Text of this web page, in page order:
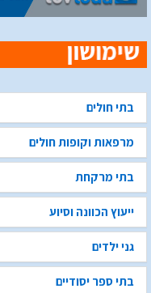
בתי חולים
מרפאות וקופות חולים
בתי מרקחת
ייעוץ הכוונה וסיוע
גני ילדים
בתי ספר יסודיים